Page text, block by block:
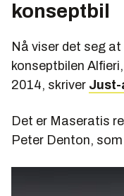
konseptbil
Nå viser det seg
konseptbilen
2014, skriver Just-
Det er Maseratis
Peter Denton,